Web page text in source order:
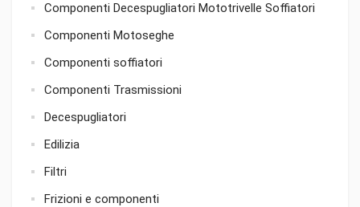
Componenti Decespugliatori Mototrivelle Soffiatori
Componenti Motoseghe
Componenti soffiatori
Componenti Trasmissioni
Decespugliatori
Edilizia
Filtri
Frizioni e componenti